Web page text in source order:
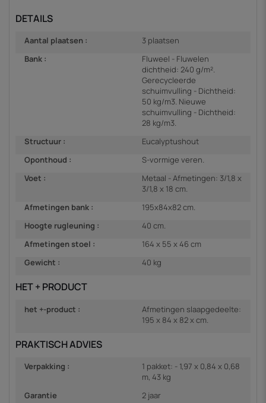
DETAILS
Aantal plaatsen :
3 plaatsen
Bank :
Fluweel - Fluwelen
dichtheid: 240 g/m².
Gerecycleerde
schuimvulling - Dichtheid:
50 kg/m3. Nieuwe
schuimvulling - Dichtheid:
28 kg/m3.
Structuur :
Eucalyptushout
Oponthoud :
S-vormige veren.
Voet :
Metaal - Afmetingen: 3/1,8 x
3/1,8 x 18 cm.
Afmetingen bank :
195x84x82 cm.
Hoogte rugleuning :
40 cm.
Afmetingen stoel :
164 x 55 x 46 cm
Gewicht :
40 kg
HET + PRODUCT
het +-product :
Afmetingen slaapgedeelte:
195 x 84 x 82 x cm.
PRAKTISCH ADVIES
Verpakking :
1 pakket: - 1,97 x 0,84 x 0,68
m, 43 kg
Garantie
2 jaar